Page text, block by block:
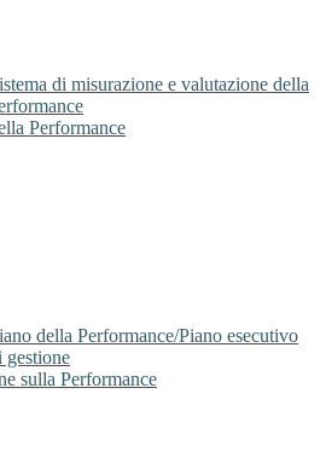
di misurazione e valutazione della
Performance
della Performance/Piano esecutivo
gestione
sulla Performance